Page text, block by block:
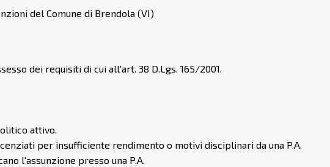
del Comune di Brendola (VI)
dei requisiti di cui all'art. 38 D.Lgs. 165/2001.
attivo.
per insufficiente rendimento o motivi disciplinari da una P.A.
l'assunzione presso una P.A.